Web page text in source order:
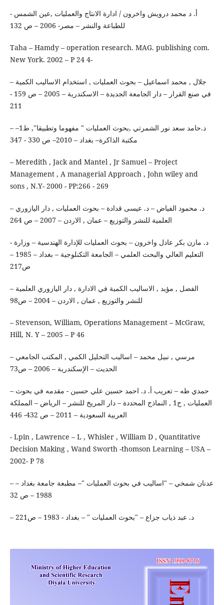
- أ. د محمد درويش واخرون / ادارة الانتاج والعمليات ,عين الشمس
للطباعة والنشر – مصر- 2006 – ص 132
Taha – Hamdy – operation research. MAG. publishing com.
New York. 2002 – P 24 4-
– جلال , محمد اسماعيل – بحوث العمليات , استخدام الاساليب الكمية
في صنع القرار – دار الجامعة الجديدة – الاسكندرية – 2005 – ص 159 -
211
– د.حامد سعد نور الشمرتي ,بحوث العمليات " مفهوما وتطبيقا", ط1–
مكتبة الذاكرة– بغداد – 2010– ص 330 - 347
– Meredith , Jack and Mantel , Jr Samuel – Project
Management , A managerial Approach , John wiley and
sons , N.Y- 2000 - PP:266 - 269
– د. محمود الفياض – د. عيسى قدادة – بحوث العمليات , دار اليازوري
العلمية للنشر والتوزيع – عمان , الاردن – 2007 – ص 264
- د. مازن بكر عادل واخرون – بحوث العمليات للإدارة الهندسية – وزارة
التعليم العالي والبحث العلمي – الجامعة التكنلوجية – بغداد – 1985 –
ص217
– الفضل , مؤيد , الاساليب الكمية في الادارة , دار اليازوري العلمية
للنشر والتوزيع , عمان , الاردن – 2004 – ص98
– Stevenson, William, Operations Management – McGraw,
Hill, N. Y – 2005 – P 46
– مرسي , نبيل محمد – اساليب التحليل الكمي , المكتب الجامعي
الحديث – الإسكندرية – 2006 – ص73
– حمدي طه – تعريب أ. د. احمد حسين علي حسين - مقدمه في بحوث
العمليات , ج1 , النماذج المحددة – دار المريخ للنشر – الرياض – المملكة
العربية السعودية – 2011 – ص 432- 446
- Lpin , Lawrence – L , Whisler , William D , Quantitative
Decision Making , Wand Sworth -thomson Learning – USA –
2002- P 78
– عدنان شمخي – "اساليب في بحوث العمليات "– مطبعة جامعة بغداد –
1988 – ص 32
– د. عبد ذياب جزاع – "بحوث العمليات " – بغداد - 1983 – ص221